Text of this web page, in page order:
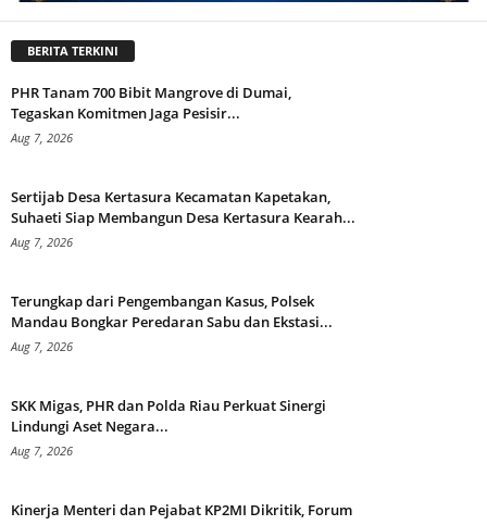
BERITA TERKINI
PHR Tanam 700 Bibit Mangrove di Dumai,
Tegaskan Komitmen Jaga Pesisir...
Aug 7, 2026
Sertijab Desa Kertasura Kecamatan Kapetakan,
Suhaeti Siap Membangun Desa Kertasura Kearah...
Aug 7, 2026
Terungkap dari Pengembangan Kasus, Polsek
Mandau Bongkar Peredaran Sabu dan Ekstasi...
Aug 7, 2026
SKK Migas, PHR dan Polda Riau Perkuat Sinergi
Lindungi Aset Negara...
Aug 7, 2026
Kinerja Menteri dan Pejabat KP2MI Dikritik, Forum